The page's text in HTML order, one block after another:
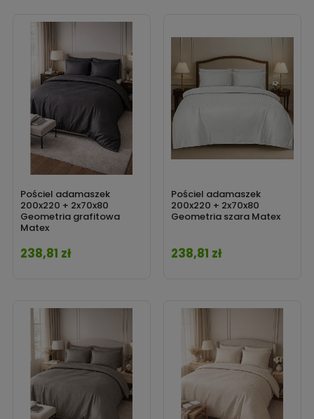
Pościel adamaszek
200x220 + 2x70x80
Geometria grafitowa
Matex
Cena
238,81 zł
Pościel adamaszek
200x220 + 2x70x80
Geometria szara Matex
Cena
238,81 zł